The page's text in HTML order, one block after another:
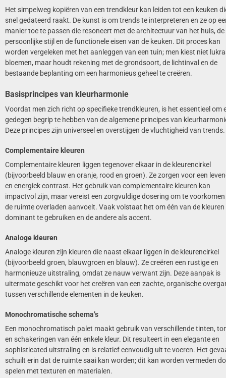
Het simpelweg kopiëren van een trendkleur kan leiden tot een keuken
snel gedateerd raakt. De kunst is om trends te interpreteren en ze op
manier toe te passen die resoneert met de architectuur van het huis, de
persoonlijke stijl en de functionele eisen van de keuken. Dit proces kan
worden vergeleken met het aanleggen van een tuin; men kiest niet
bloemen, maar houdt rekening met de grondsoort, de lichtinval en de
bestaande beplanting om een harmonieus geheel te creëren.
Basisprincipes van kleurharmonie
Voordat men zich richt op specifieke trendkleuren, is het essentieel om
gedegen begrip te hebben van de algemene principes van
Deze principes zijn universeel en overstijgen de vluchtigheid van trends.
Complementaire kleuren
Complementaire kleuren liggen tegenover elkaar in de kleurencirkel
(bijvoorbeeld blauw en oranje, rood en groen). Ze zorgen voor een
en energiek contrast. Het gebruik van complementaire kleuren kan
impactvol zijn, maar vereist een zorgvuldige dosering om te
de ruimte overladen aanvoelt. Vaak volstaat het om één van de kleuren
dominant te gebruiken en de andere als accent.
Analoge kleuren
Analoge kleuren zijn kleuren die naast elkaar liggen in de kleurencirkel
(bijvoorbeeld groen, blauwgroen en blauw). Ze creëren een rustige en
harmonieuze uitstraling, omdat ze nauw verwant zijn. Deze aanpak is
uitermate geschikt voor het creëren van een zachte, organische
tussen verschillende elementen in de keuken.
Monochromatische schema’s
Een monochromatisch palet maakt gebruik van verschillende tinten,
en schakeringen van één enkele kleur. Dit resulteert in een elegante en
sophisticated uitstraling en is relatief eenvoudig uit te voeren. Het
schuilt erin dat de ruimte saai kan worden; dit kan worden vermeden
spelen met texturen en materialen.